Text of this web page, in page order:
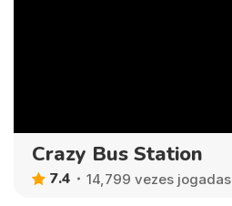
Crazy Bus Station
7.4 14,799 vezes jogadas